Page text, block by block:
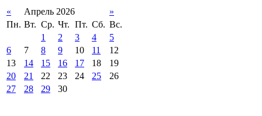
« Апрель 2026
»
Пн. Вт. Ср. Чт. Пт. Сб. Вс.
1
2 3 4
5
6
7 8 9 10 11
12
13
14 15 16 17 18
19
20
21 22 23 24 25
26
27
28 29 30